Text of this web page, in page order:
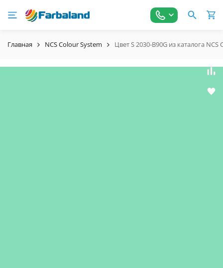
Главная NCS Colour System Цвет S 2030-B90G из каталога